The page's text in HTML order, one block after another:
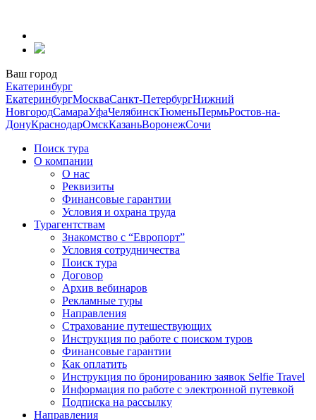
содержанию
Ваш город
Екатеринбург
ЕкатеринбургМоскваСанкт-ПетербургНижний
НовгородСамараУфаЧелябинскТюменьПермьРостов-на-
ДонуКраснодарОмскКазаньВоронежСочи
Поиск тура
О компании
О нас
Реквизиты
Финансовые гарантии
Условия и охрана труда
Турагентствам
Знакомство с “Европорт”
Условия сотрудничества
Поиск тура
Договор
Архив вебинаров
Рекламные туры
Направления
Страхование путешествующих
Инструкция по работе с поиском туров
Финансовые гарантии
Как оплатить
Инструкция по бронированию заявок Selfie Travel
Информация по работе с электронной путевкой
Подписка на рассылку
Направления